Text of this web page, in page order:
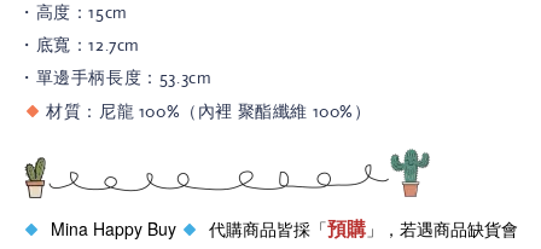
・高度：15cm
・底寬：12.7cm
・單邊手柄長度：53.3cm
材質：尼龍 100%（內裡 聚酯纖維 100%）
Mina Happy Buy 代購商品皆採「預購」，若遇商品缺貨會